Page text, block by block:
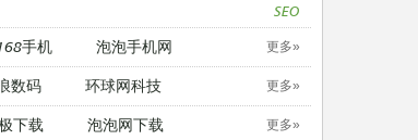
SEO
手机 泡泡手机网 更多»
数码 环球网科技 更多»
下载 泡泡网下载 更多»